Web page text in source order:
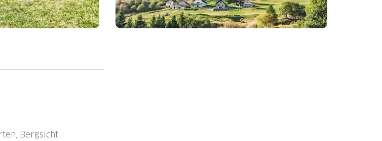
vom Zentrum von
m2, Wiese. 150 m
beim Haus.
Bergsicht,